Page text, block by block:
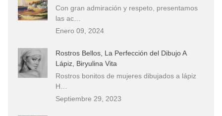
Con gran admiración y respeto, presentamos
las ac…
Enero 09, 2024
Rostros Bellos, La Perfección del Dibujo A
Lápiz, Biryulina Vita
Rostros bonitos de mujeres dibujados a lápiz
H…
Septiembre 29, 2023